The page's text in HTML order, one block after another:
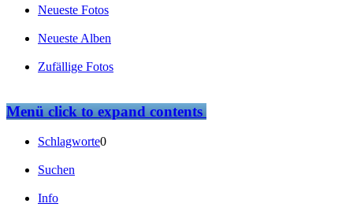
Neueste Fotos
Neueste Alben
Zufällige Fotos
Menüclick to expand contents
Schlagworte0
Suchen
Info